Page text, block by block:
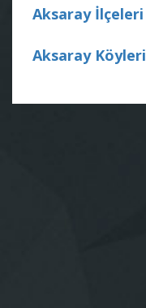
Aksaray İlçeleri
Aksaray Köyleri